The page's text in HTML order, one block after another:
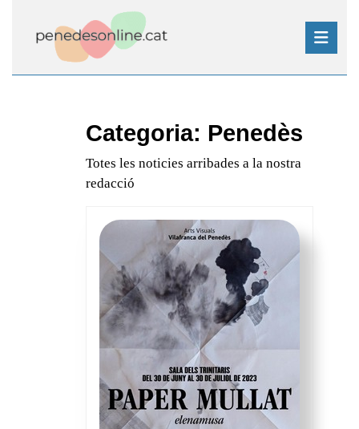
content
to
Button
Categoria: Penedès
Totes les noticies arribades a la nostra
redacció